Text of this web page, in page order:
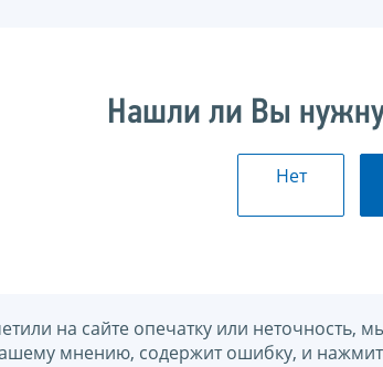
Нашли ли Вы
Нет
на сайте опечатку или неточность,
мнению, содержит ошибку, и